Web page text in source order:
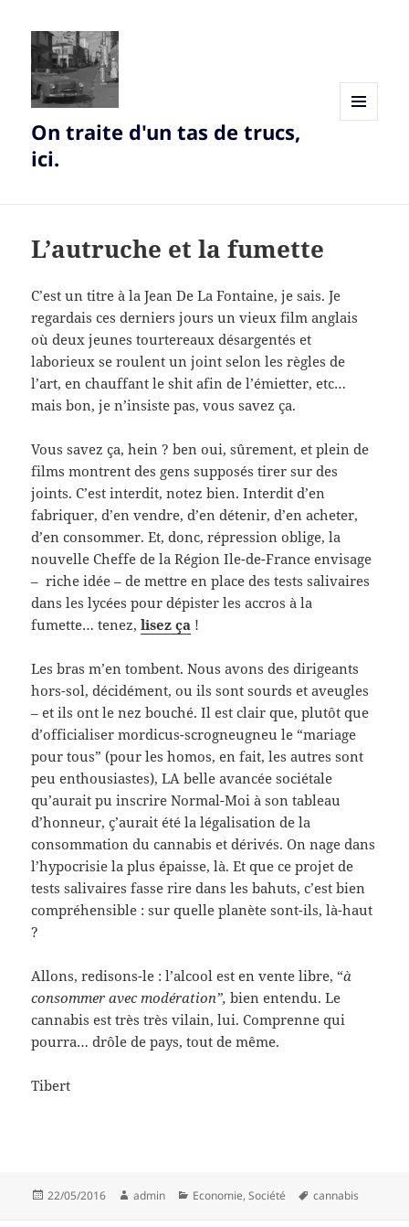
On traite d'un tas de trucs,
ici.
L’autruche et la fumette
C’est un titre à la Jean De La Fontaine, je sais. Je
regardais ces derniers jours un vieux film anglais
où deux jeunes tourtereaux désargentés et
laborieux se roulent un joint selon les règles de
l’art, en chauffant le shit afin de l’émietter, etc…
mais bon, je n’insiste pas, vous savez ça.
Vous savez ça, hein ? ben oui, sûrement, et plein de
films montrent des gens supposés tirer sur des
joints. C’est interdit, notez bien. Interdit d’en
fabriquer, d’en vendre, d’en détenir, d’en acheter,
d’en consommer. Et, donc, répression oblige, la
nouvelle Cheffe de la Région Ile-de-France envisage
– riche idée – de mettre en place des tests salivaires
dans les lycées pour dépister les accros à la
fumette… tenez,lisez ça !
Les bras m’en tombent. Nous avons des dirigeants
hors-sol, décidément, ou ils sont sourds et aveugles
– et ils ont le nez bouché. Il est clair que, plutôt que
d’officialiser mordicus-scrogneugneu le “mariage
pour tous” (pour les homos, en fait, les autres sont
peu enthousiastes), LA belle avancée sociétale
qu’aurait pu inscrire Normal-Moi à son tableau
d’honneur, ç’aurait été la légalisation de la
consommation du cannabis et dérivés. On nage dans
l’hypocrisie la plus épaisse, là. Et que ce projet de
tests salivaires fasse rire dans les bahuts, c’est bien
compréhensible : sur quelle planète sont-ils, là-haut
?
Allons, redisons-le : l’alcool est en vente libre, “à
consommer avec modération”,bien entendu. Le
cannabis est très très vilain, lui. Comprenne qui
pourra… drôle de pays, tout de même.
Tibert
Posted
22/05/2016 Author
admin Categories
Economie,Société Tags
cannabis